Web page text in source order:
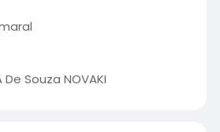
De Souza NOVAKI